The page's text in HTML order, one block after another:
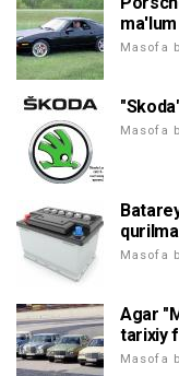
ma'lum
Masofa
Masofa
Masofa
Agar
tarixiy
Masofa